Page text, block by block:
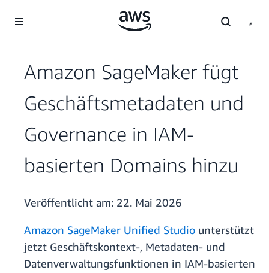
Überspringen zum Hauptinhalt
Amazon SageMaker fügt
Geschäftsmetadaten und
Governance in IAM-
basierten Domains hinzu
Veröffentlicht am: 22. Mai 2026
Amazon SageMaker Unified Studio unterstützt
jetzt Geschäftskontext-, Metadaten- und
Datenverwaltungsfunktionen in IAM-basierten